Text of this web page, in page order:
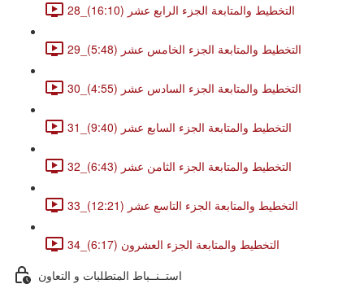
28_التخطيط والمتابعة الجزء الرابع عشر (16:10)
29_التخطيط والمتابعة الجزء الخامس عشر (5:48)
30_التخطيط والمتابعة الجزء السادس عشر (4:55)
31_التخطيط والمتابعة الجزء السابع عشر (9:40)
32_التخطيط والمتابعة الجزء الثامن عشر (6:43)
33_التخطيط والمتابعة الجزء التاسع عشر (12:21)
34_التخطيط والمتابعة الجزء العشرون (6:17)
استــنــباط المتطلبات و التعاون